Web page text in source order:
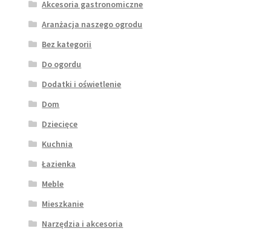
Akcesoria gastronomiczne
Aranżacja naszego ogrodu
Bez kategorii
Do ogordu
Dodatki i oświetlenie
Dom
Dziecięce
Kuchnia
Łazienka
Meble
Mieszkanie
Narzędzia i akcesoria